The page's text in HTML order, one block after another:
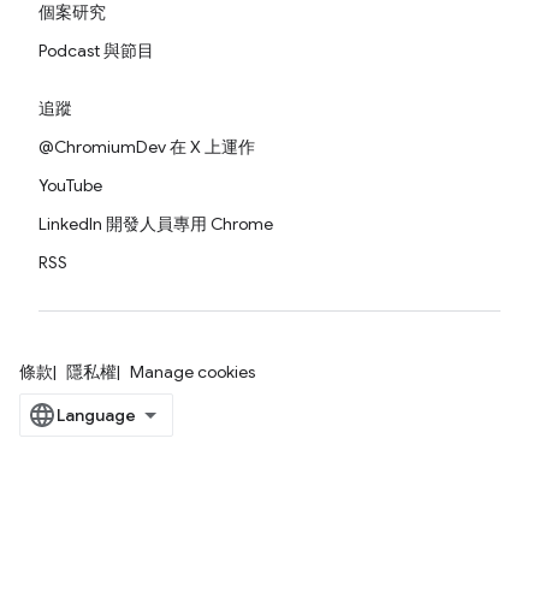
個案研究
Podcast 與節目
追蹤
@ChromiumDev 在 X 上運作
YouTube
LinkedIn 開發人員專用 Chrome
RSS
條款 隱私權 Manage cookies